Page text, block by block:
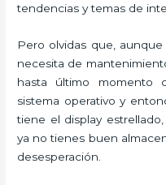
tendencias y temas de
Pero olvidas que,
necesita de
hasta último momento
sistema operativo y
tiene el display
ya no tienes buen
desesperación.